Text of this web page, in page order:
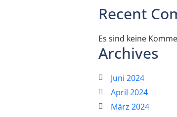
Recent
Es sind keine
Archives
Juni 2024
April 2024
März 2024